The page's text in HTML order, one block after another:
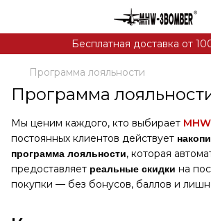
Бесплатная доставка от
Программа лояльности
Программа
Мы ценим каждого, кто выбирает
постоянных клиентов действует
программа лояльности, которая
предоставляет реальные скидки на
покупки — без бонусов, баллов и